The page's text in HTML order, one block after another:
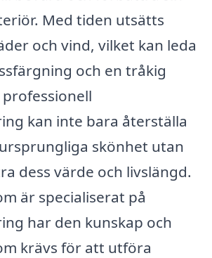
Med tiden utsätts
och vind, vilket kan leda
och en tråkig
kan inte bara återställa
skönhet utan
dess värde och livslängd.
är specialiserat på
har den kunskap och
krävs för att utföra